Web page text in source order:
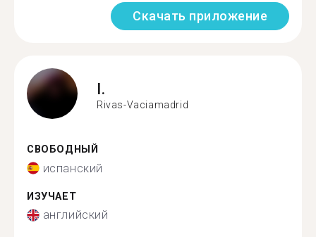
Скачать приложение
I.
Rivas-Vaciamadrid
СВОБОДНЫЙ
испанский
ИЗУЧАЕТ
английский